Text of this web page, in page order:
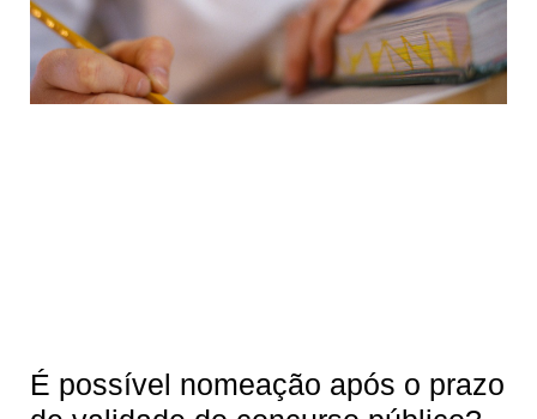
É possível nomeação após o prazo